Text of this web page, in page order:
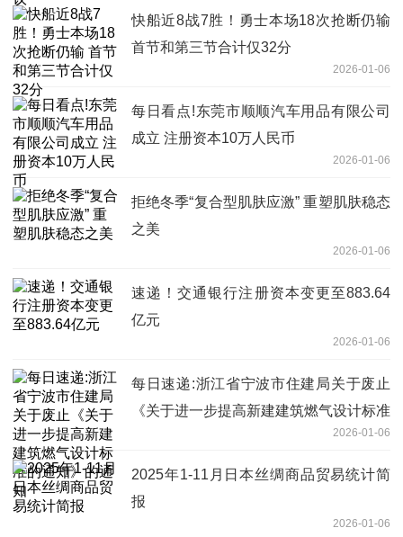
快船近8战7胜！勇士本场18次抢断仍输
首节和第三节合计仅32分
2026-01-06
每日看点!东莞市顺顺汽车用品有限公司
成立 注册资本10万人民币
2026-01-06
拒绝冬季“复合型肌肤应激” 重塑肌肤稳态
之美
2026-01-06
速递！交通银行注册资本变更至883.64
亿元
2026-01-06
每日速递:浙江省宁波市住建局关于废止
《关于进一步提高新建建筑燃气设计标准
2026-01-06
2025年1-11月日本丝绸商品贸易统计简
报
2026-01-06